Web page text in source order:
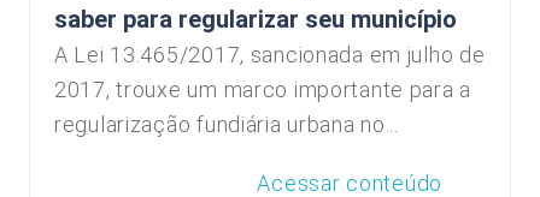
saber para regularizar seu município
A Lei 13.465/2017, sancionada em julho de
2017, trouxe um marco importante para a
regularização fundiária urbana no...
Acessar conteúdo